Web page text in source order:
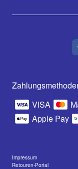
VISA
Apple Pay
Impressum
Retouren-Portal